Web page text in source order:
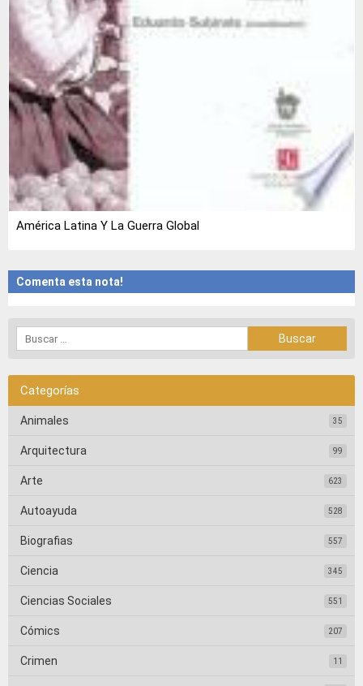
América Latina Y La Guerra Global
Comenta esta nota!
Categorías
Animales 35
Arquitectura 99
Arte 623
Autoayuda 528
Biografias 557
Ciencia 345
Ciencias Sociales 551
Cómics 207
Crimen 11